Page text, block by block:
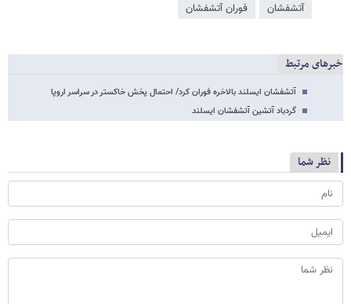
آتشفشان فوران آتشفشان
خبرهای مرتبط
آتشفشان ایسلند بالاخره فوران کرد/ احتمال پخش خاکستر در سراسر اروپا
گردباد آتشین آتشفشان ایسلند
نظر شما